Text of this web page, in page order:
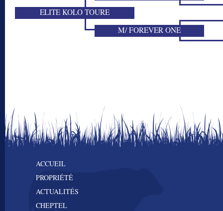
ELITE KOLO TOURE
M/ FOREVER ONE
ACCUEIL
PROPRIÉTÉ
ACTUALITÉS
CHEPTEL